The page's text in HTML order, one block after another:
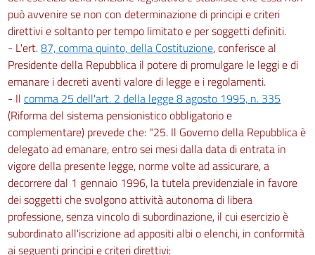
può avvenire se non con determinazione di principi e criteri
direttivi e soltanto per tempo limitato e per soggetti definiti.
- L'ert.87, comma quinto, della Costituzione, conferisce al
Presidente della Repubblica il potere di promulgare le leggi e di
emanare i decreti aventi valore di legge e i regolamenti.
- Il comma 25 dell'art. 2 della legge 8 agosto 1995, n. 335
(Riforma del sistema pensionistico obbligatorio e
complementare) prevede che: "25. Il Governo della Repubblica è
delegato ad emanare, entro sei mesi dalla data di entrata in
vigore della presente legge, norme volte ad assicurare, a
decorrere dal 1 gennaio 1996, la tutela previdenziale in favore
dei soggetti che svolgono attività autonoma di libera
professione, senza vincolo di subordinazione, il cui esercizio è
subordinato all'iscrizione ad appositi albi o elenchi, in conformità
ai seguenti principi e criteri direttivi: